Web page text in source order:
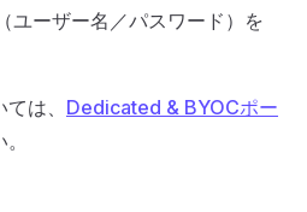
（ユーザー名／パスワード）を
は、 Dedicated & BYOCポー